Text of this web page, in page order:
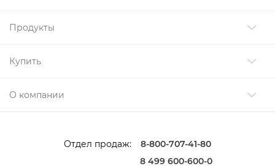
Продукты
Купить
О компании
Отдел продаж:
8-800-707-41-80
8 499 600-600-0